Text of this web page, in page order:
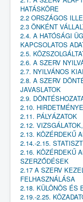
HATÁSKÖRE
2.2 ORSZÁGOS
2.3 ÖNKÉNT
2.4. A HATÓSÁGI
KAPCSOLATOS
2.5.
2.6. A SZERV
2.7. NYILVÁNOS
2.8. A SZERV
JAVASLATOK
2.9.
2.10.
2.11. PÁLYÁZATOK
2.12.
2.13. KÖZÉRDEKŰ
2.14.-2.15.
2.16. KÖZÉRDEKŰ
SZERZŐDÉSEK
2.17 A SZERV
FELHASZNÁLÁSA
2.18. KÜLÖNÖS ÉS
2.19.-2.25.